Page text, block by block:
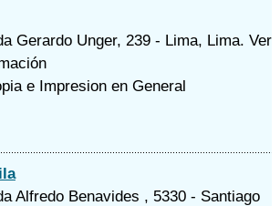
Gerardo Unger, 239 - Lima, Lima. Ver
e Impresion en General
Alfredo Benavides , 5330 - Santiago